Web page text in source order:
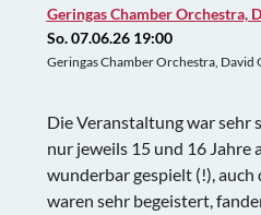
Geringas Chamber Orchestra,
So. 07.06.26 19:00
Geringas Chamber Orchestra, David
Die Veranstaltung war sehr
nur jeweils 15 und 16 Jahre
wunderbar gespielt (!), auch
waren sehr begeistert,